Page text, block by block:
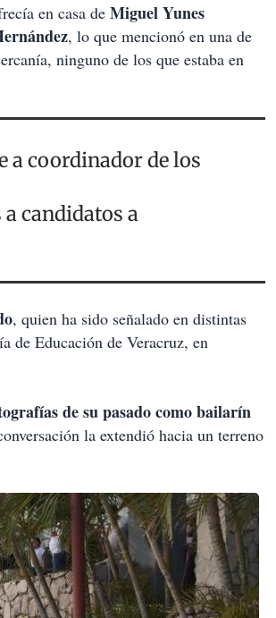
en casa de Miguel Yunes
, lo que mencionó en una de
ninguno de los que estaba en
a coordinador de los
candidatos a
, quien ha sido señalado en distintas
de Educación de Veracruz, en
de su pasado como bailarín
la extendió hacia un terreno